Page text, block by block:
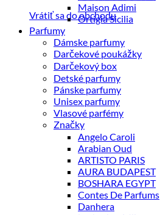
Vrátiť sa do obchodu
Maison Adimi
Ortigia Sicilia
Parfumy
Dámske parfumy
Darčekové poukážky
Darčekový box
Detské parfumy
Pánske parfumy
Unisex parfumy
Vlasové parfémy
Značky
Angelo Caroli
Arabian Oud
ARTISTO PARIS
AURA BUDAPEST
BOSHARA EGYPT
Contes De Parfums
Danhera